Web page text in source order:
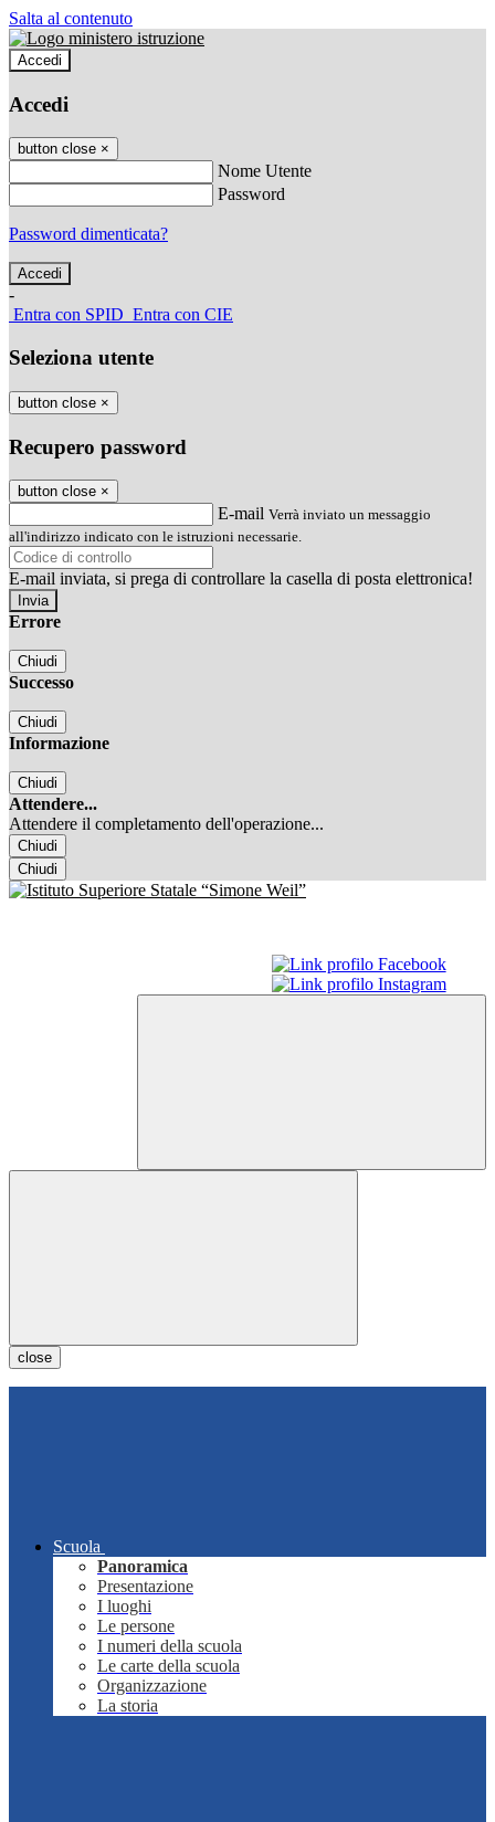
Salta al contenuto
Accedi
Accedi
button close ×
Nome Utente
Password
Password dimenticata?
-
Entra con SPID Entra con CIE
Seleziona utente
button close ×
Recupero password
button close ×
E-mail Verrà inviato un messaggio
all'indirizzo indicato con le istruzioni necessarie.
E-mail inviata, si prega di controllare la casella di posta elettronica!
Errore
Chiudi
Successo
Chiudi
Informazione
Chiudi
Attendere...
Attendere il completamento dell'operazione...
Chiudi
Chiudi
close
Scuola
Panoramica
Presentazione
I luoghi
Le persone
I numeri della scuola
Le carte della scuola
Organizzazione
La storia